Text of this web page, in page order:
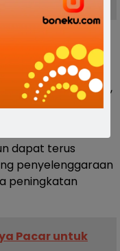
bentuk
Soppeng dan
yang transparan,
perundang-
dapat terus
penyelenggaraan
peningkatan
Pacar untuk